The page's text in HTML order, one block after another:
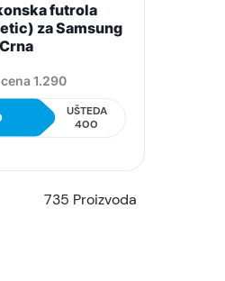
futrola
za Samsung
1.290
UŠTEDA
400
735 Proizvoda